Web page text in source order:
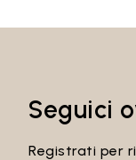
Seguici
Registrati per